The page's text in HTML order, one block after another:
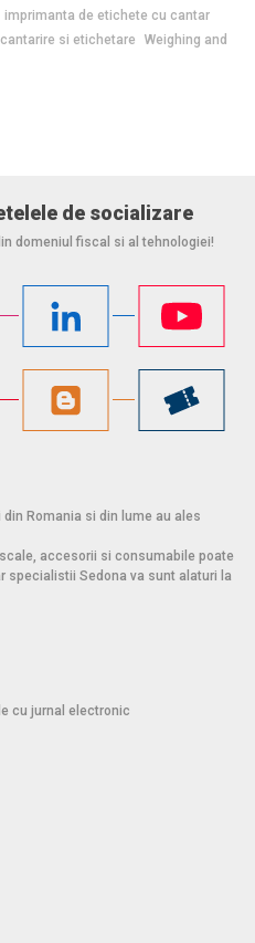
imprimanta de etichete cu cantar
si etichetare
Weighing and
de socializare
domeniul fiscal si al tehnologiei!
Romania si din lume au ales
accesorii si consumabile poate
specialistii Sedona va sunt alaturi la
cu jurnal electronic